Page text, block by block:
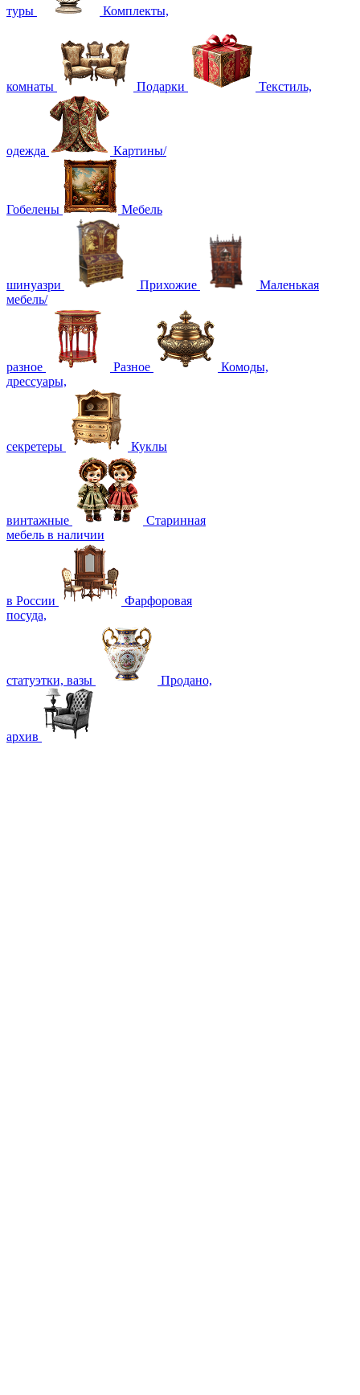
туры Комплекты,
комнаты Подарки Текстиль,
одежда Картины/
Гобелены Мебель
шинуазри Прихожие
Маленькая
мебель/
разное Разное
Комоды,
дрессуары,
секретеры Куклы
винтажные
Старинная
мебель в наличии
в России
Фарфоровая
посуда,
статуэтки, вазы Продано,
архив